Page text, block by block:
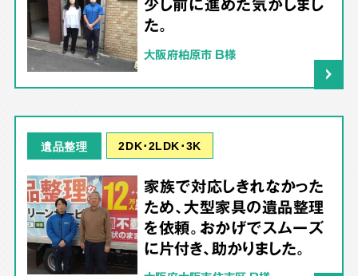
た。
大阪府柏原市 B様
遺品整理 2DK･2LDK･3K
家族で対応しきれなかった
ため、大型家具の遺品整理
を依頼。おかげでスムーズ
に片付き、助かりました。